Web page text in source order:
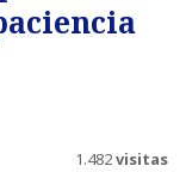
1.482visitas